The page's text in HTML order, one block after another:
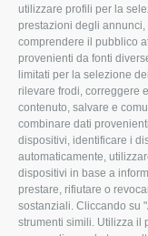
utilizzare profili per la
prestazioni degli
comprendere il pubblico
provenienti da fonti
limitati per la selezione
rilevare frodi, correggere
contenuto, salvare e
combinare dati
dispositivi, identificare i
automaticamente,
dispositivi in base a
prestare, rifiutare o
sostanziali. Cliccando su
strumenti simili. Utilizza il
I Nostri Servizi
Uffici della Sede
provinciale
Le Sedi di Zona
Agricoltori S.r.l.
Whistleblowing
Confagricoltura
Agricoltori srl